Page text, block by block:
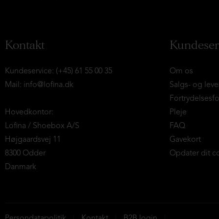
Kontakt
Kundeservice: (+45) 61 55 00 35
Mail: info@lofina.dk
Hovedkontor:
Lofina / Shoebox A/S
Højgaardsvej 11
8300 Odder
Danmark
Om os
Salgs- og
Pleje
FAQ
Gavekort
Opdater dit